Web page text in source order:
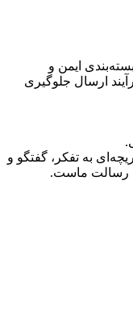
ایمن و
ارسال جلوگیری
به تفکر، گفتگو و
رسالت ماست.